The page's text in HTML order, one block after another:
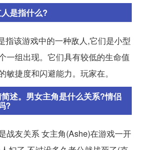
是指什么?
指该游戏中的一种敌人,它们是小型
一组出现。它们具有较低的生命值
敏捷度和闪避能力。玩家在。
述。男女主角是什么关系?情侣
?
战友关系 女主角(Ashe)在游戏一开